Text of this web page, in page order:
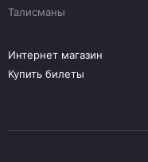
Талисманы
Интернет магазин
Купить билеты